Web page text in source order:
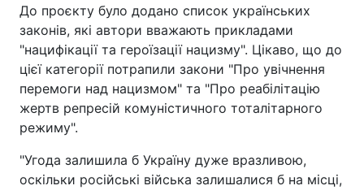
До проєкту було додано список українських
законів, які автори вважають прикладами
"нацифікації та героїзації нацизму". Цікаво, що до
цієї категорії потрапили закони "Про увічнення
перемоги над нацизмом" та "Про реабілітацію
жертв репресій комуністичного тоталітарного
режиму".
"Угода залишила б Україну дуже вразливою,
оскільки російські війська залишалися б на місці,